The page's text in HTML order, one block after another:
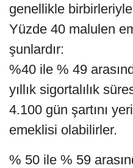
genellikle birbirleriyle
Yüzde 40 malulen
şunlardır:
%40 ile % 49
yıllık sigortalılık
4.100 gün şartını
emeklisi olabilirler.
% 50 ile % 59